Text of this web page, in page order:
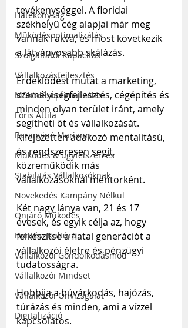
Hatékonyság
Működésoptimalizálás
Szolgáltatói Kapacitás
Vállalkozásfejlesztés
Működésoptimalizálás
Fóris Attila
Baranyiné Mariann
Működés & ügyfélszerzés
Stabilitás Vállalkozóknak
Növekedés Kampány Nélkül
Önjáró Működés
Döntési Kultúra
Vállalkozói Gondolkodásmód
Vállalkozói Mindset
Vállalkozói Önvizsgálat
Digitalizáció
tevékenységgel. A floridai
székhelyű cég alapjai már meg
vannak rakva, és most következik
a látványosabb skálázás.
Érdeklődést mutat a marketing,
személyiségfejlesztés, cégépítés és
minden olyan terület iránt, amely
segítheti őt és vállalkozását.
Kifejezetten adakozó mentalitású,
és rendszeresen segít,
közreműködik más
vállalkozásoknál mentorként.
Két nagy lánya van, 21 és 17
évesek, és egyik célja az, hogy
felkészítse a fiatal generációt a
vállalkozói életre és pénzügyi
tudatosságra.
Hobbija a búvárkodás, hajózás,
túrázás és minden, ami a vízzel
kapcsolatos.